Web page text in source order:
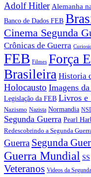
Adolf Hitler Alemanha
Banco de Dados FEB
Cinema Segunda
Crônicas de Guerra
FEB Filmes Força
Brasileira Historia
Holocausto Imagens
Legislação da FEB Livros e
Nazismo Nazista Normandia
Segunda Guerra Pearl
Redescobrindo a Segunda
Guerra Segunda
Guerra Mundial SS
Veteranos Videos da